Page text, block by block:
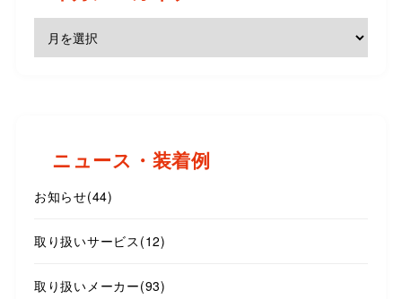
ニュース・装着例
お知らせ(44)
取り扱いサービス (12)
取り扱いメーカー(93)